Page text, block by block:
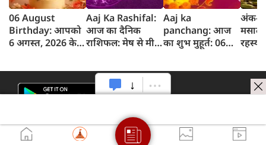
06 August
Birthday: आपको
6 अगस्त, 2026 के
बधाई!
Aaj Ka Rashifal:
आज का दैनिक
राशिफल: मेष से मीन
राशिफल (6 अगस्‍त,
2026)
Aaj ka
panchang: आज
का शुभ मुहूर्त: 06
का पंचांग और शुभ
समय
अंक-
मसाले
रहस्य